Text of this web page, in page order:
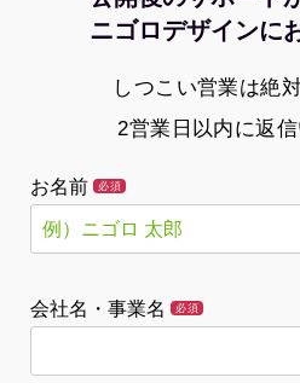
ニゴロデザインに
しつこい営業は絶
2営業日以内に返信
お名前 必須
会社名・事業名 必須